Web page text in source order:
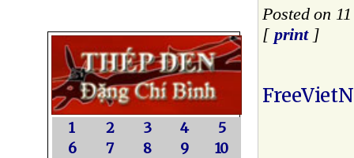
1 2 3 4
5
6
7 8 9
10
Posted on
[ print]